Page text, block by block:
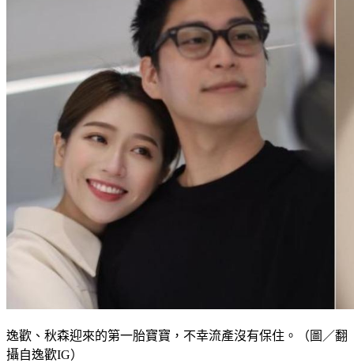
逸歡、秋森迎來的第一胎寶寶，不幸流產沒有保住。（圖／翻